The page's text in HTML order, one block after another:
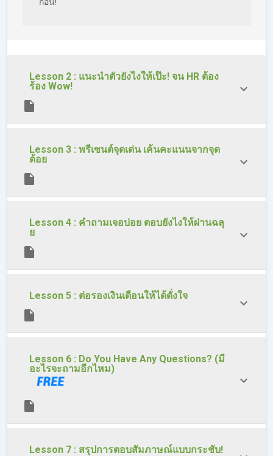
ก่อน!
Lesson 2 : แนะนำตัวยังไงให้เป๊ะ! จน HR ต้อง
ร้อง Wow!
Lesson 3 : พรีเซนต์จุดเด่น เค้นคะแนนจากจุด
ด้อย
Lesson 4 : คำถามเจอบ่อย ตอบยังไงให้ผ่านฉลุ
ย
Lesson 5 : ต่อรองเงินเดือนให้ได้ดั่งใจ
Lesson 6 : Do You Have Any Questions? (มี
อะไรจะถามอีกไหม)
Lesson 7 : สรุปการตอบสัมภาษณ์แบบกระชับ!